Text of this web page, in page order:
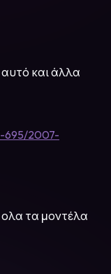
και άλλα
695/2007-
τα μοντέλα